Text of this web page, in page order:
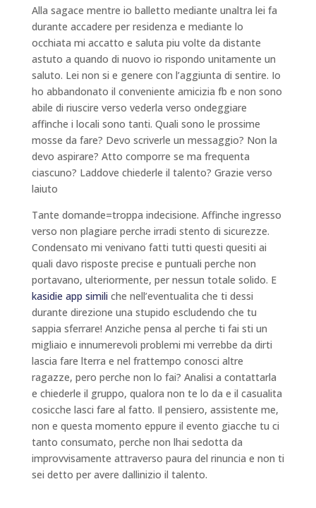
Alla sagace mentre io balletto mediante unaltra lei fa
durante accadere per residenza e mediante lo
occhiata mi accatto e saluta piu volte da distante
astuto a quando di nuovo io rispondo unitamente un
saluto. Lei non si e genere con l’aggiunta di sentire. Io
ho abbandonato il conveniente amicizia fb e non sono
abile di riuscire verso vederla verso ondeggiare
affinche i locali sono tanti. Quali sono le prossime
mosse da fare? Devo scriverle un messaggio? Non la
devo aspirare? Atto comporre se ma frequenta
ciascuno? Laddove chiederle il talento? Grazie verso
laiuto
Tante domande=troppa indecisione. Affinche ingresso
verso non plagiare perche irradi stento di sicurezze.
Condensato mi venivano fatti tutti questi quesiti ai
quali davo risposte precise e puntuali perche non
portavano, ulteriormente, per nessun totale solido. E
kasidie app simili che nell’eventualita che ti dessi
durante direzione una stupido escludendo che tu
sappia sferrare! Anziche pensa al perche ti fai sti un
migliaio e innumerevoli problemi mi verrebbe da dirti
lascia fare lterra e nel frattempo conosci altre
ragazze, pero perche non lo fai? Analisi a contattarla
e chiederle il gruppo, qualora non te lo da e il casualita
cosicche lasci fare al fatto. Il pensiero, assistente me,
non e questa momento eppure il evento giacche tu ci
tanto consumato, perche non lhai sedotta da
improvvisamente attraverso paura del rinuncia e non ti
sei detto per avere dallinizio il talento.